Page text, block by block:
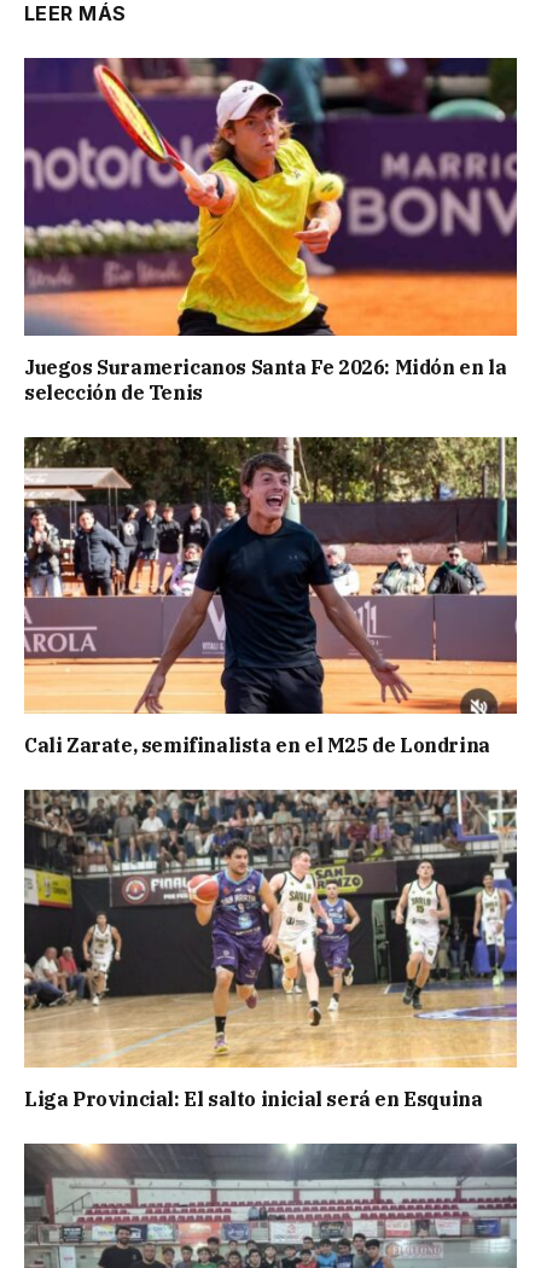
LEER MÁS
Juegos Suramericanos Santa Fe 2026: Midón en la
selección de Tenis
Cali Zarate, semifinalista en el M25 de Londrina
Liga Provincial: El salto inicial será en Esquina